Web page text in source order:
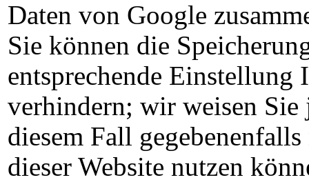
Daten von Google
Sie können die
entsprechende Einstellung
verhindern; wir weisen Sie
diesem Fall
dieser Website nutzen